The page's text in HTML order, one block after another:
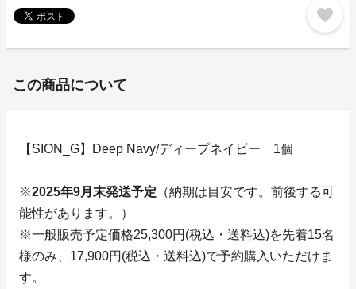
favorite
この商品について
【SION_G】Deep Navy/ディープネイビー 1個
※2025年9月末発送予定 （納期は目安です。前後する可
能性があります。）
※一般販売予定価格25,300円(税込・送料込)を先着15名
様のみ、17,900円(税込・送料込)で予約購入いただけま
す。